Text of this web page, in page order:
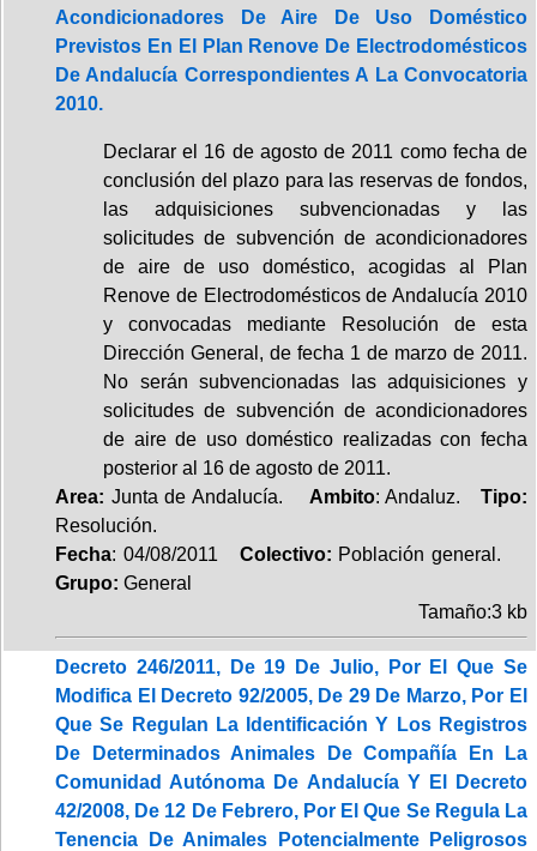
Acondicionadores De Aire De Uso Doméstico
Previstos En El Plan Renove De Electrodomésticos
De Andalucía Correspondientes A La Convocatoria
2010.
Declarar el 16 de agosto de 2011 como fecha de
conclusión del plazo para las reservas de fondos,
las adquisiciones subvencionadas y las
solicitudes de subvención de acondicionadores
de aire de uso doméstico, acogidas al Plan
Renove de Electrodomésticos de Andalucía 2010
y convocadas mediante Resolución de esta
Dirección General, de fecha 1 de marzo de 2011.
No serán subvencionadas las adquisiciones y
solicitudes de subvención de acondicionadores
de aire de uso doméstico realizadas con fecha
posterior al 16 de agosto de 2011.
Area: Junta de Andalucía. Ambito: Andaluz.Tipo:
Resolución.
Fecha: 04/08/2011 Colectivo: Población general.
Grupo: General
Tamaño:3 kb
Decreto 246/2011, De 19 De Julio, Por El Que Se
Modifica El Decreto 92/2005, De 29 De Marzo, Por El
Que Se Regulan La Identificación Y Los Registros
De Determinados Animales De Compañía En La
Comunidad Autónoma De Andalucía Y El Decreto
42/2008, De 12 De Febrero, Por El Que Se Regula La
Tenencia De Animales Potencialmente Peligrosos